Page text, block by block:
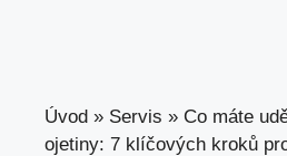
Úvod » Servis » Co máte
ojetiny: 7 klíčových kroků